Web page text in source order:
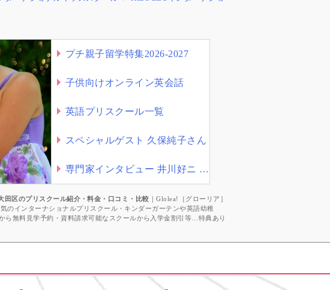
プチ親子留学特集2026-2027
子供向けオンライン英会話
英語プリスクール一覧
スペシャルゲスト 久保純子さん
専門家インタビュー 井川好ニ 教育学博士
田区のプリスクール紹介・料金・口コミ・比較 ｜Glolea!［グローリア］
のインターナショナルプリスクール・キンダーガーテンや英語幼稚
ら無料見学予約・資料請求可能なスクールから入学金割引等…特典あり